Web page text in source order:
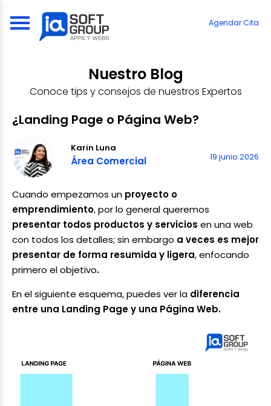
Agendar Cita
Nuestro Blog
Conoce tips y consejos de nuestros Expertos
¿Landing Page o Página Web?
Karin Luna
Área Comercial 19 junio 2026
Cuando empezamos un proyecto o
emprendimiento, por lo general queremos
presentar todos productos y servicios en una web
con todos los detalles; sin embargo a veces es mejor
presentar de forma resumida y ligera, enfocando
primero el objetivo.
En el siguiente esquema, puedes ver la diferencia
entre una Landing Page y una Página Web.